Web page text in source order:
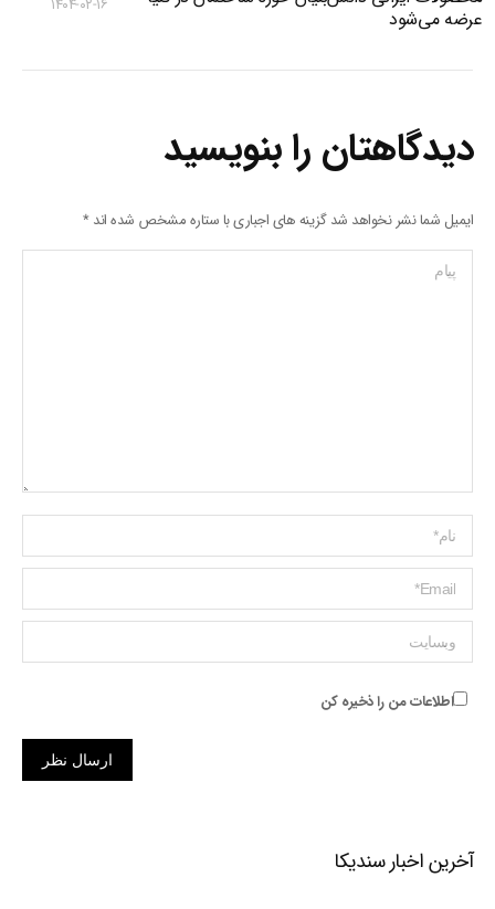
عرضه می‌شود
دیدگاهتان را بنویسید
ایمیل شما نشر نخواهد شد گزینه های اجباری با ستاره مشخص شده اند*
پیام
Name *
ایمیل *
وبسایت
اطلاعات من را ذخیره کن
ارسال نظر
آخرین اخبار سندیکا